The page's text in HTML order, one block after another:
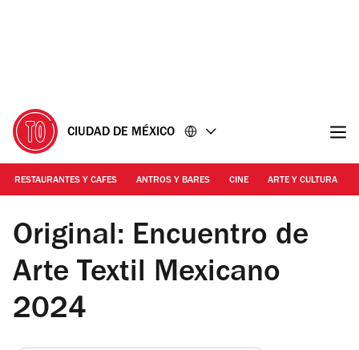
CIUDAD DE MÉXICO
RESTAURANTES Y CAFES ANTROS Y BARES CINE ARTE Y CULTURA
Foto: Cortesía Encuentro de Arte Textil Mexicano
Original: Encuentro de
Arte Textil Mexicano
2024